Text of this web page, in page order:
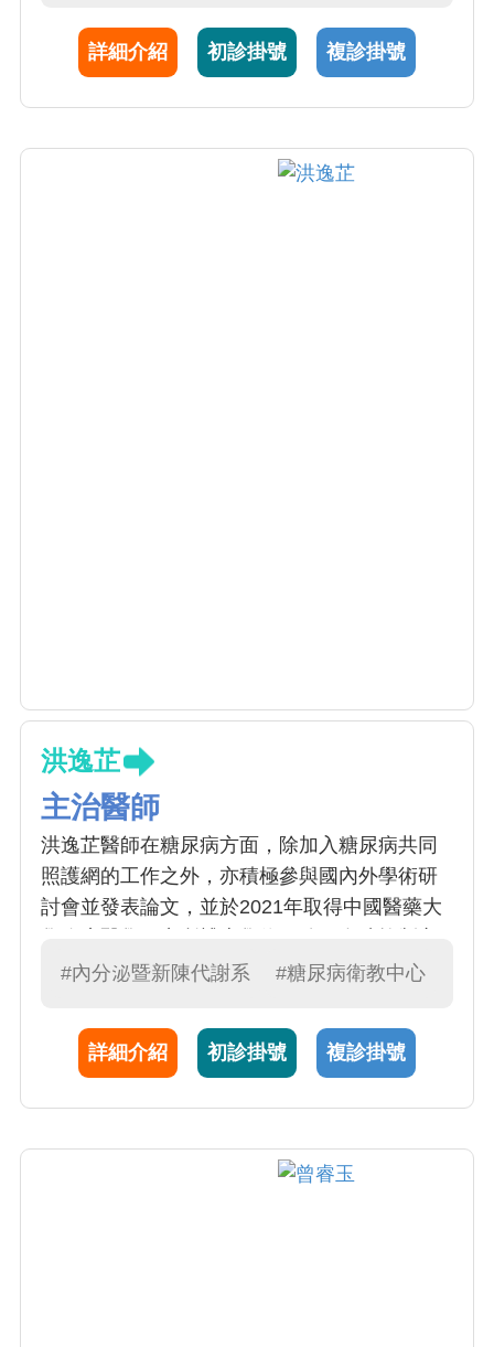
詳細介紹 初診掛號 複診掛號
洪逸芷
主治醫師
洪逸芷醫師在糖尿病方面，除加入糖尿病共同
照護網的工作之外，亦積極參與國內外學術研
討會並發表論文，並於2021年取得中國醫藥大
外，亦擅長治療糖尿病的相關併發症包括高血
#內分泌暨新陳代謝系 #糖尿病衛教中心
詳細介紹 初診掛號 複診掛號